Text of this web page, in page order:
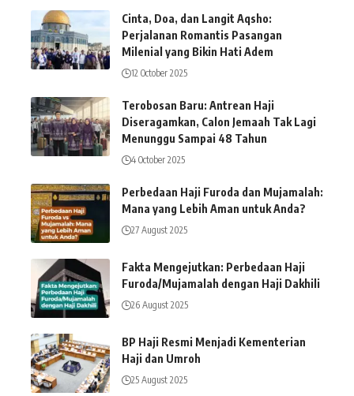
Cinta, Doa, dan Langit Aqsho:
Perjalanan Romantis Pasangan
Milenial yang Bikin Hati Adem
12 October 2025
Terobosan Baru: Antrean Haji
Diseragamkan, Calon Jemaah Tak Lagi
Menunggu Sampai 48 Tahun
4 October 2025
Perbedaan Haji Furoda dan Mujamalah:
Mana yang Lebih Aman untuk Anda?
27 August 2025
Fakta Mengejutkan: Perbedaan Haji
Furoda/Mujamalah dengan Haji Dakhili
26 August 2025
BP Haji Resmi Menjadi Kementerian
Haji dan Umroh
25 August 2025